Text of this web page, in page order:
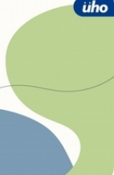
小時」內止血並得
也會大幅提高到
人被鋸子傷到，同
感染險致命。近年
7千人，但外傷依然
示，104年15-24歲
人數之46％、死因
血而死亡的案例是